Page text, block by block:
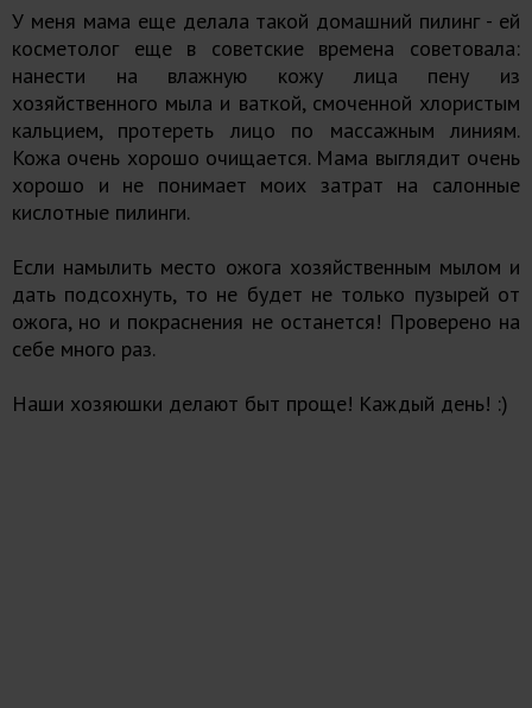
У меня мама еще делала такой домашний пилинг - ей
косметолог еще в советские времена советовала:
нанести на влажную кожу лица пену из
хозяйственного мыла и ваткой, смоченной хлористым
кальцием, протереть лицо по массажным линиям.
Кожа очень хорошо очищается. Мама выглядит очень
хорошо и не понимает моих затрат на салонные
кислотные пилинги.
Если намылить место ожога хозяйственным мылом и
дать подсохнуть, то не будет не только пузырей от
ожога, но и покраснения не останется! Проверено на
себе много раз.
Наши хозяюшки делают быт проще! Каждый день! :)